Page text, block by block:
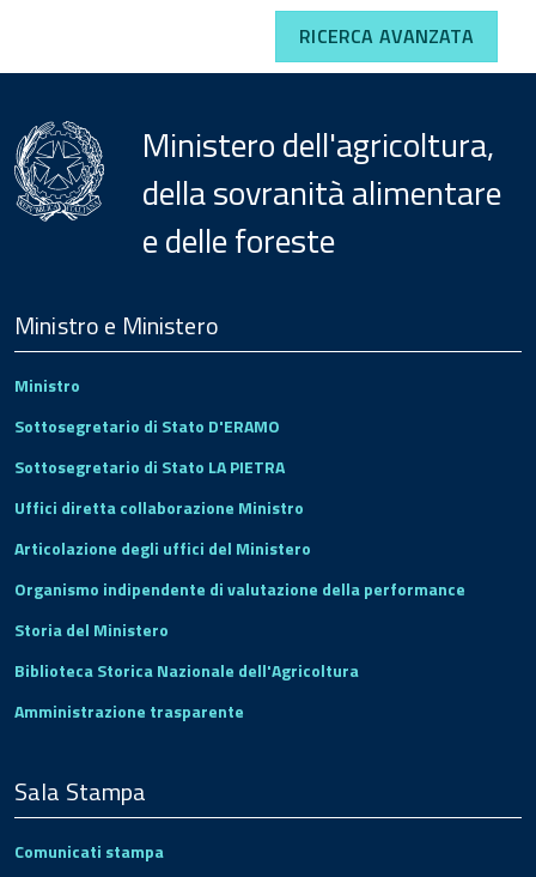
RICERCA AVANZATA
Ministero dell'agricoltura,
della sovranità alimentare
e delle foreste
Footer
Ministro e Ministero
Ministro
Sottosegretario di Stato D'ERAMO
Sottosegretario di Stato LA PIETRA
Uffici diretta collaborazione Ministro
Articolazione degli uffici del Ministero
Organismo indipendente di valutazione della performance
Storia del Ministero
Biblioteca Storica Nazionale dell'Agricoltura
Amministrazione trasparente
Sala Stampa
Comunicati stampa